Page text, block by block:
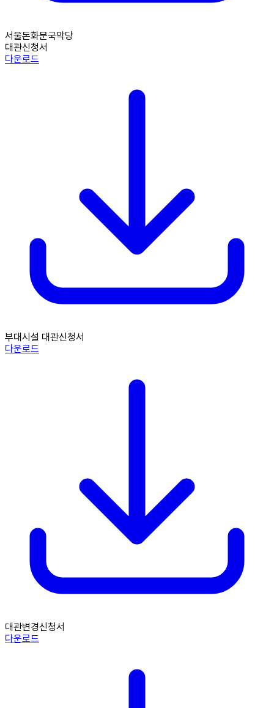
서울돈화문국악당
대관신청서
다운로드
부대시설 대관신청서
다운로드
대관변경신청서
다운로드